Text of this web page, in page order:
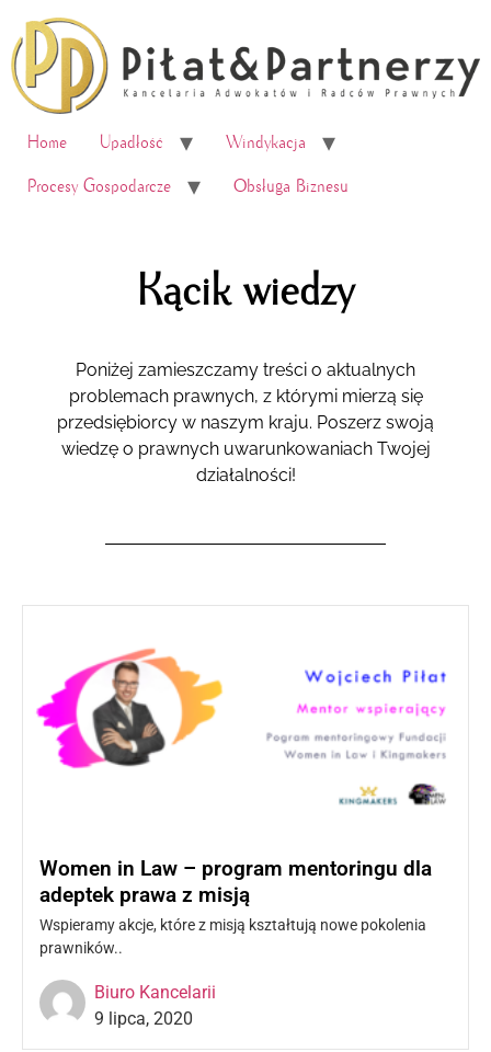
treści
Home Upadłość Windykacja
Procesy Gospodarcze Obsługa Biznesu
Kącik wiedzy
Poniżej zamieszczamy treści o aktualnych
problemach prawnych, z którymi mierzą się
przedsiębiorcy w naszym kraju. Poszerz swoją
wiedzę o prawnych uwarunkowaniach Twojej
działalności!
Women in Law – program mentoringu dla
adeptek prawa z misją
Wspieramy akcje, które z misją kształtują nowe pokolenia
prawników..
Biuro Kancelarii
9 lipca, 2020